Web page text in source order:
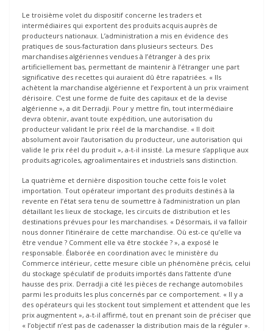
Le troisième volet du dispositif concerne les traders et
intermédiaires qui exportent des produits acquis auprès de
producteurs nationaux. L’administration a mis en évidence des
pratiques de sous-facturation dans plusieurs secteurs. Des
marchandises algériennes vendues à l’étranger à des prix
artificiellement bas, permettant de maintenir à l’étranger une part
significative des recettes qui auraient dû être rapatriées. « Ils
achètent la marchandise algérienne et l’exportent à un prix vraiment
dérisoire. C’est une forme de fuite des capitaux et de la devise
algérienne », a dit Derradji. Pour y mettre fin, tout intermédiaire
devra obtenir, avant toute expédition, une autorisation du
producteur validant le prix réel de la marchandise. « Il doit
absolument avoir l’autorisation du producteur, une autorisation qui
valide le prix réel du produit », a-t-il insisté. La mesure s’applique aux
produits agricoles, agroalimentaires et industriels sans distinction.
La quatrième et dernière disposition touche cette fois le volet
importation. Tout opérateur important des produits destinés à la
revente en l’état sera tenu de soumettre à l’administration un plan
détaillant les lieux de stockage, les circuits de distribution et les
destinations prévues pour les marchandises. « Désormais, il va falloir
nous donner l’itinéraire de cette marchandise. Où est-ce qu’elle va
être vendue ? Comment elle va être stockée ? », a exposé le
responsable. Élaborée en coordination avec le ministère du
Commerce intérieur, cette mesure cible un phénomène précis, celui
du stockage spéculatif de produits importés dans l’attente d’une
hausse des prix. Derradji a cité les pièces de rechange automobiles
parmi les produits les plus concernés par ce comportement. « Il y a
des opérateurs qui les stockent tout simplement et attendent que les
prix augmentent », a-t-il affirmé, tout en prenant soin de préciser que
« l’objectif n’est pas de cadenasser la distribution mais de la réguler ».